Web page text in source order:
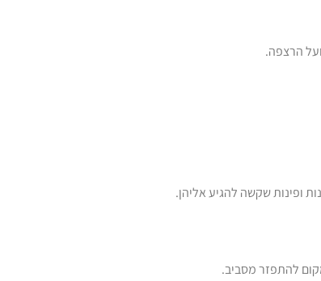
הרצפה.
ופינות שקשה להגיע אליהן.
להתפזר מסביב.